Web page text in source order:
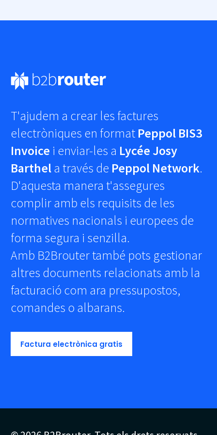
T'ajudem a crear les factures
electròniques en format Peppol BIS3
Invoice i enviar-les a Lycée Josy
Barthela través de Peppol Network.
D'aquesta manera t'assegures
complir amb els requisits de les
normatives nacionals i europees de
forma segura i senzilla.
Amb B2Brouter també pots gestionar
altres documents relacionats amb la
facturació com ara pressupostos,
comandes o albarans.
Factura electrònica gratis